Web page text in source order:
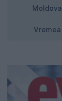
Moldova
Vremea